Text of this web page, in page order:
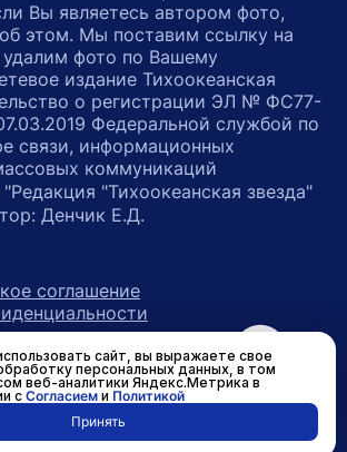
Вы являетесь автором фото,
этом. Мы поставим ссылку на
удалим фото по Вашему
издание Тихоокеанская
о регистрации ЭЛ № ФС77-
Федеральной службой по
связи, информационных
коммуникаций
"Тихоокеанская звезда"
Денчик Е.Д.
соглашение
ссылка на главную
ограничение 16+
ссылка на страницу в Вконтакте
ссылка на страницу в
ссылка на канал в
Разработано в
сайт, вы выражаете свое
персональных данных, в том
веб-аналитики Яндекс.Метрика в
сСогласиеми Политикой
Принять